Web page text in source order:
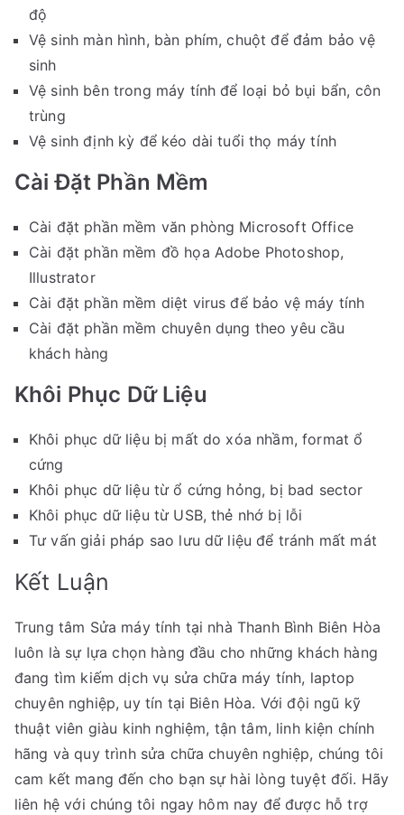
độ
Vệ sinh màn hình, bàn phím, chuột để đảm bảo vệ
sinh
Vệ sinh bên trong máy tính để loại bỏ bụi bẩn, côn
trùng
Vệ sinh định kỳ để kéo dài tuổi thọ máy tính
Cài Đặt Phần Mềm
Cài đặt phần mềm văn phòng Microsoft Office
Cài đặt phần mềm đồ họa Adobe Photoshop,
Illustrator
Cài đặt phần mềm diệt virus để bảo vệ máy tính
Cài đặt phần mềm chuyên dụng theo yêu cầu
khách hàng
Khôi Phục Dữ Liệu
Khôi phục dữ liệu bị mất do xóa nhầm, format ổ
cứng
Khôi phục dữ liệu từ ổ cứng hỏng, bị bad sector
Khôi phục dữ liệu từ USB, thẻ nhớ bị lỗi
Tư vấn giải pháp sao lưu dữ liệu để tránh mất mát
Kết Luận
Trung tâm Sửa máy tính tại nhà Thanh Bình Biên Hòa
luôn là sự lựa chọn hàng đầu cho những khách hàng
đang tìm kiếm dịch vụ sửa chữa máy tính, laptop
chuyên nghiệp, uy tín tại Biên Hòa. Với đội ngũ kỹ
thuật viên giàu kinh nghiệm, tận tâm, linh kiện chính
hãng và quy trình sửa chữa chuyên nghiệp, chúng tôi
cam kết mang đến cho bạn sự hài lòng tuyệt đối. Hãy
liên hệ với chúng tôi ngay hôm nay để được hỗ trợ